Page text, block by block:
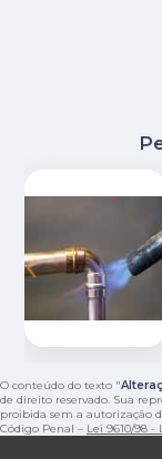
‹
O conteúdo do texto "
de direito reservado. Sua
proibida sem a autorização
Código Penal – Lei 9610/98 -